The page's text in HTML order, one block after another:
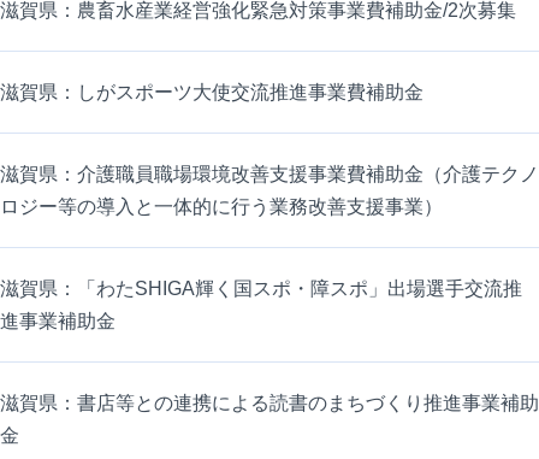
滋賀県：農畜水産業経営強化緊急対策事業費補助金/2次募集
滋賀県：しがスポーツ大使交流推進事業費補助金
滋賀県：介護職員職場環境改善支援事業費補助金（介護テクノ
ロジー等の導入と一体的に行う業務改善支援事業）
滋賀県：「わたSHIGA輝く国スポ・障スポ」出場選手交流推
進事業補助金
滋賀県：書店等との連携による読書のまちづくり推進事業補助
金